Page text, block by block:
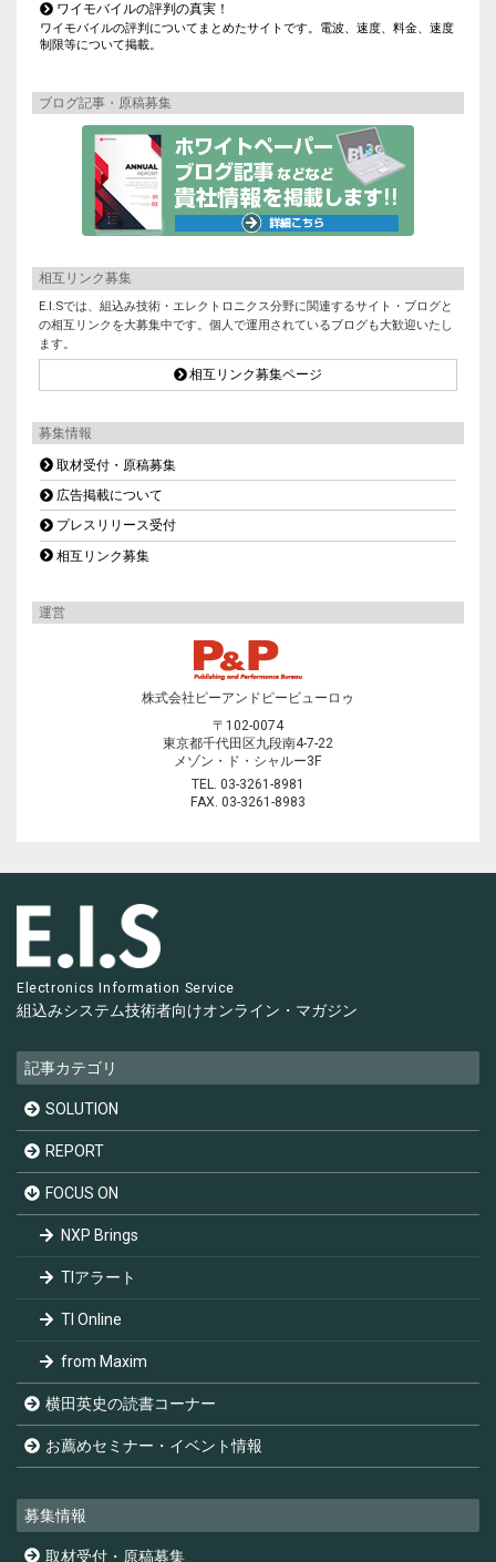
ワイモバイルの評判の真実！
ワイモバイルの評判についてまとめたサイトです。電波、速度、料金、速度
制限等について掲載。
ブログ記事・原稿募集
相互リンク募集
E.I.Sでは、組込み技術・エレクトロニクス分野に関連するサイト・ブログと
の相互リンクを大募集中です。個人で運用されているブログも大歓迎いたし
ます。
相互リンク募集ページ
募集情報
取材受付・原稿募集
広告掲載について
プレスリリース受付
相互リンク募集
運営
株式会社ピーアンドピービューロゥ
〒102-0074
東京都千代田区九段南4-7-22
メゾン・ド・シャルー3F
TEL. 03-3261-8981
FAX. 03-3261-8983
Electronics Information Service
組込みシステム技術者向けオンライン・マガジン
記事カテゴリ
SOLUTION
REPORT
FOCUS ON
NXP Brings
TIアラート
TI Online
from Maxim
横田英史の読書コーナー
お薦めセミナー・イベント情報
募集情報
取材受付・原稿募集